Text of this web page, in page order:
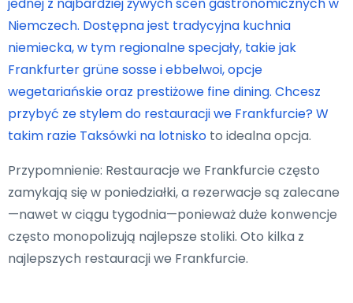
Niemczech. Dostępna jest tradycyjna kuchnia
niemiecka, w tym regionalne specjały, takie jak
Frankfurter grüne sosse i ebbelwoi, opcje
wegetariańskie oraz prestiżowe fine dining. Chcesz
przybyć ze stylem do restauracji we Frankfurcie? W
takim razie Taksówki na lotnisko to idealna opcja.
Przypomnienie: Restauracje we Frankfurcie często
zamykają się w poniedziałki, a rezerwacje są zalecane
—nawet w ciągu tygodnia—ponieważ duże konwencje
często monopolizują najlepsze stoliki. Oto kilka z
najlepszych restauracji we Frankfurcie.